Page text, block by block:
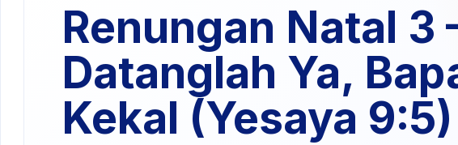
Renungan Natal 3
Datanglah Ya,
Kekal (Yesaya 9:5)